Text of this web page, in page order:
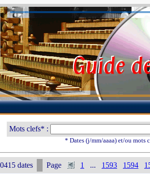
Mots clefs* :
* Dates (j/mm/aaaa) et/ou mots
dates Page 1 ... 1593 1594